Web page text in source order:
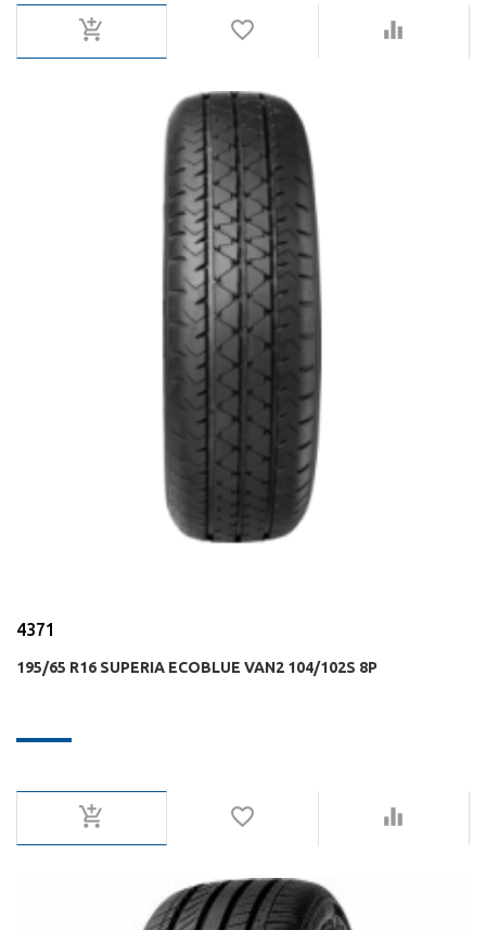
4371
195/65 R16 SUPERIA ECOBLUE VAN2 104/102S 8P